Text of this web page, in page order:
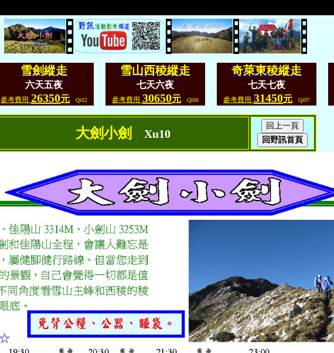
雪劍縱走
六天五夜
參考費用 26350元 Qi02
雪山西稜縱走
七天六夜
參考費用 30650元 Qi06
奇萊東稜縱走
七天七夜
參考費用 31450元 Qi07
大劍小劍 Xu10